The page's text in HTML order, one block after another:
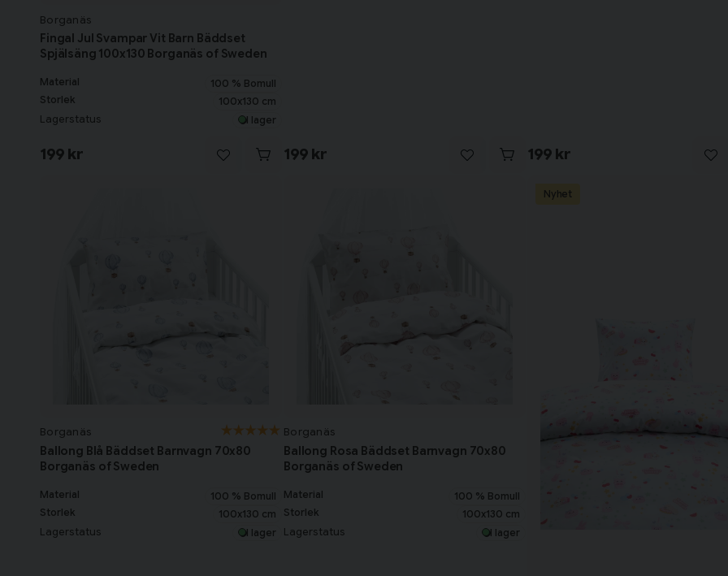
Borganäs
Fingal Jul Svampar Vit Barn Bäddset
Spjälsäng 100x130 Borganäs of Sweden
Material
100 % Bomull
Storlek
100x130 cm
Lagerstatus I lager
199 kr 199 kr 199 kr
Borganäs
Ballong Blå Bäddset Barnvagn 70x80
Borganäs of Sweden
Material
100 % Bomull
Storlek
100x130 cm
Lagerstatus I lager
Borganäs
Ballong Rosa Bäddset Barnvagn 70x80
Borganäs of Sweden
Material
100 % Bomull
Storlek
100x130 cm
Lagerstatus I lager
Nyhet